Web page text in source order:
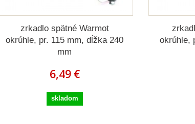
zrkadlo spätné Warmot
okrúhle, pr. 115 mm, dĺžka 240
mm
6,49 €
skladom
okrúhle,